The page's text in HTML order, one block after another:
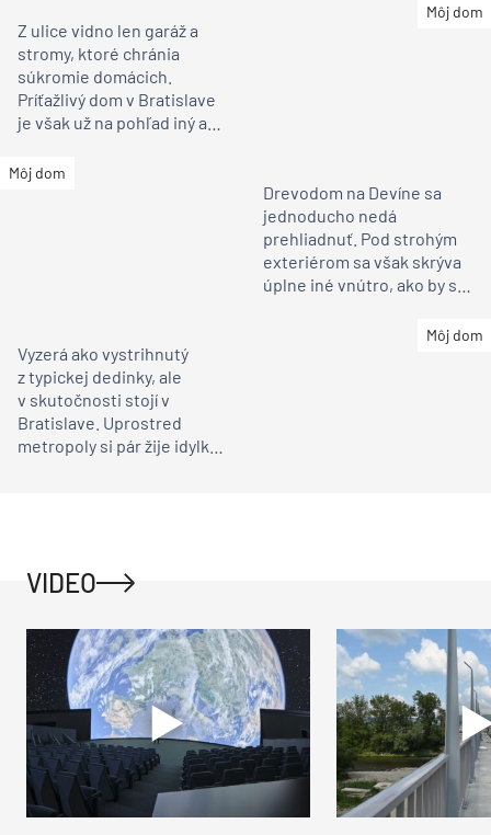
Môj dom
Z ulice vidno len garáž a
stromy, ktoré chránia
súkromie domácich.
Príťažlivý dom v Bratislave
je však už na pohľad iný ako
Môj dom
Drevodom na Devíne sa
jednoducho nedá
prehliadnuť. Pod strohým
exteriérom sa však skrýva
úplne iné vnútro, ako by ste
Môj dom
Vyzerá ako vystrihnutý
z typickej dedinky, ale
v skutočnosti stojí v
Bratislave. Uprostred
metropoly si pár žije idylku
VIDEO